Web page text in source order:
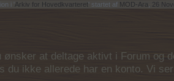
i ' Arkiv for Hovedkvarteret ' startet af MOD-Ara 26
ønsker at deltage aktivt i Forum og
du ikke allerede har en konto. Vi